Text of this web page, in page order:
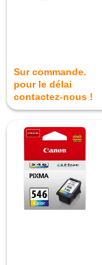
Sur commande.
pour le délai
contactez-nous !